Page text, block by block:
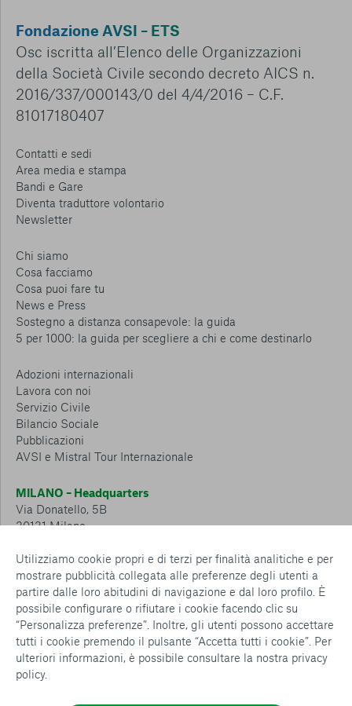
Utilizziamo cookie propri e di terzi per finalità analitiche e per
mostrare pubblicità collegata alle preferenze degli utenti a
partire dalle loro abitudini di navigazione e dal loro profilo. È
possibile configurare o rifiutare i cookie facendo clic su
“Personalizza preferenze”. Inoltre, gli utenti possono accettare
tutti i cookie premendo il pulsante “Accetta tutti i cookie”. Per
ulteriori informazioni, è possibile consultare la nostra privacy
policy.
Fondazione AVSI – ETS
Osc iscritta all’Elenco delle Organizzazioni
della Società Civile secondo decreto AICS n.
2016/337/000143/0 del 4/4/2016 – C.F.
81017180407
Contatti e sedi
Area media e stampa
Bandi e Gare
Diventa traduttore volontario
Newsletter
Chi siamo
Cosa facciamo
Cosa puoi fare tu
News e Press
Sostegno a distanza consapevole: la guida
5 per 1000: la guida per scegliere a chi e come destinarlo
Adozioni internazionali
Lavora con noi
Servizio Civile
Bilancio Sociale
Pubblicazioni
AVSI e Mistral Tour Internazionale
MILANO – Headquarters
Via Donatello, 5B
20131 Milano
CESENA – Sostegno a distanza
Via Padre Vicinio da Sarsina, 216
47521 Cesena
Tel.: 0547 360 811
Detrazioni e deduzioni fiscali sulle donazioni: cosa sapere e
come usufruirne